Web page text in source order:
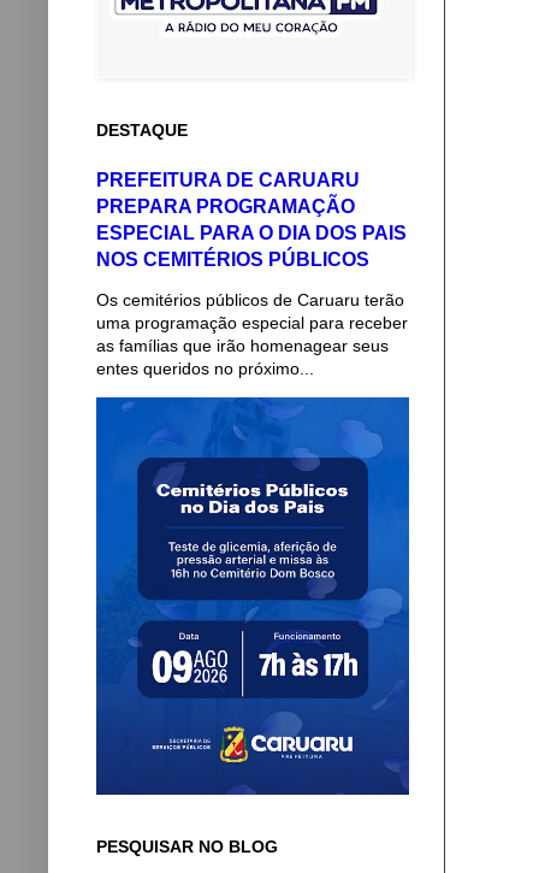
DESTAQUE
PREFEITURA DE CARUARU
PREPARA PROGRAMAÇÃO
ESPECIAL PARA O DIA DOS PAIS
NOS CEMITÉRIOS PÚBLICOS
Os cemitérios públicos de Caruaru terão
uma programação especial para receber
as famílias que irão homenagear seus
entes queridos no próximo...
PESQUISAR NO BLOG